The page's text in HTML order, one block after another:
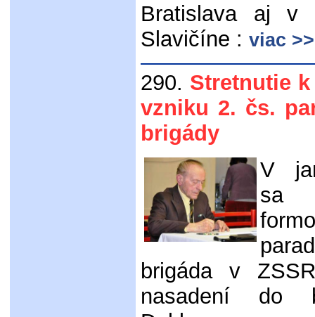
Bratislava aj v
Slavičíne : viac
290. Stretnutie
vzniku 2. čs.
brigády
V
sa
brigáda v
nasadení do